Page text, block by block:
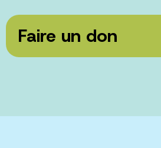
Faire un don